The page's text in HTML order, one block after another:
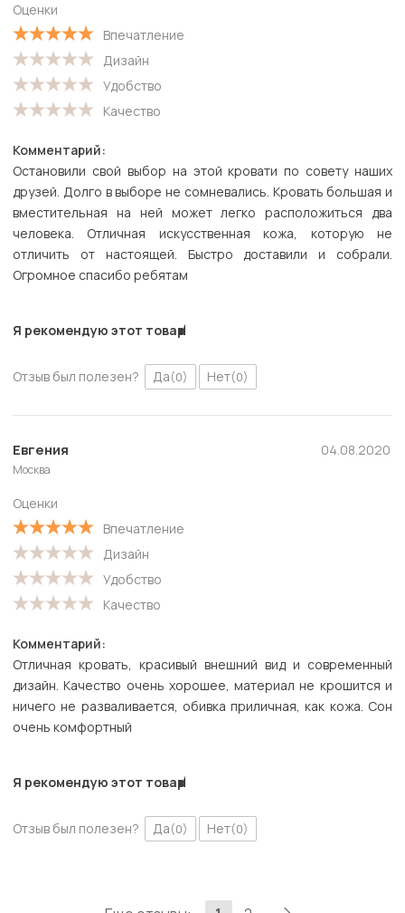
Оценки
Впечатление
Дизайн
Удобство
Качество
Комментарий:
Остановили свой выбор на этой кровати по совету наших
друзей. Долго в выборе не сомневались. Кровать большая и
вместительная на ней может легко расположиться два
человека. Отличная искусственная кожа, которую не
отличить от настоящей. Быстро доставили и собрали.
Огромное спасибо ребятам
Я рекомендую этот товар
Отзыв был полезен? Да(0) Нет(0)
Евгения
Москва
Оценки
Впечатление
Дизайн
Удобство
Качество
04.08.2020
Комментарий:
Отличная кровать, красивый внешний вид и современный
дизайн. Качество очень хорошее, материал не крошится и
ничего не разваливается, обивка приличная, как кожа. Сон
очень комфортный
Я рекомендую этот товар
Отзыв был полезен? Да(0) Нет(0)